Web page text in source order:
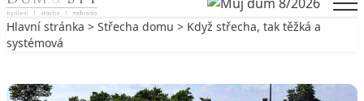
Hlavní stránka > Střecha domu > Když střecha, tak těžká a
systémová